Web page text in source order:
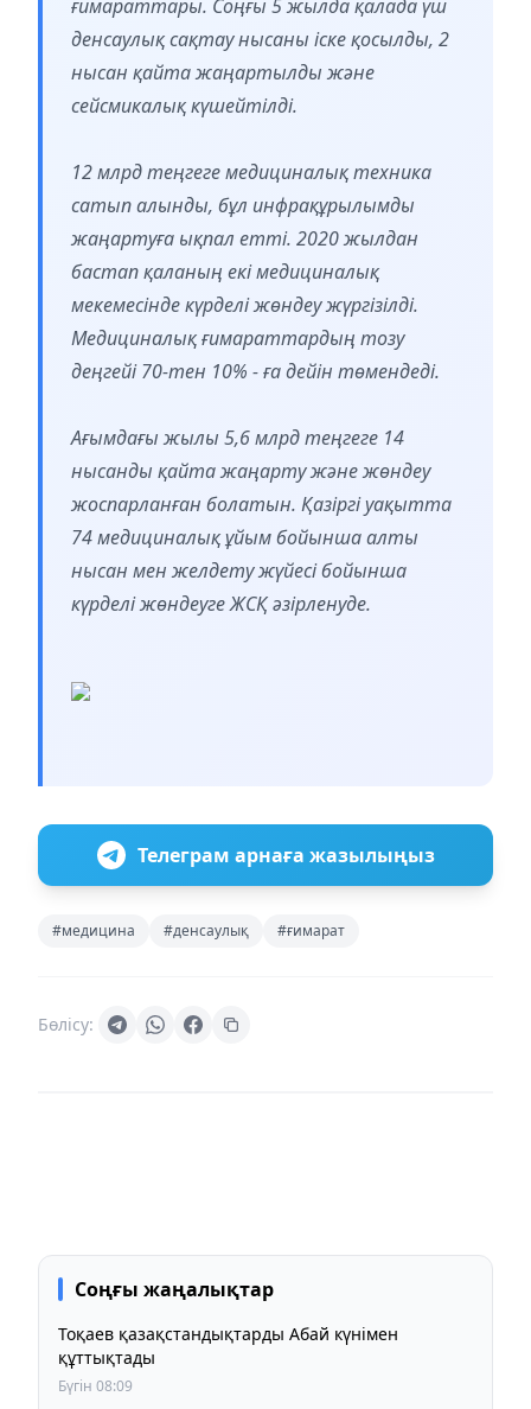
ғимараттары. Соңғы 5 жылда қалада үш
денсаулық сақтау нысаны іске қосылды, 2
нысан қайта жаңартылды және
сейсмикалық күшейтілді.
12 млрд теңгеге медициналық техника
сатып алынды, бұл инфрақұрылымды
жаңартуға ықпал етті. 2020 жылдан
бастап қаланың екі медициналық
мекемесінде күрделі жөндеу жүргізілді.
Медициналық ғимараттардың тозу
деңгейі 70-тен 10% - ға дейін төмендеді.
Ағымдағы жылы 5,6 млрд теңгеге 14
нысанды қайта жаңарту және жөндеу
жоспарланған болатын. Қазіргі уақытта
74 медициналық ұйым бойынша алты
нысан мен желдету жүйесі бойынша
күрделі жөндеуге ЖСҚ әзірленуде.
Телеграм арнаға жазылыңыз
#медицина #денсаулық #ғимарат
Бөлісу:
Соңғы жаңалықтар
Тоқаев қазақстандықтарды Абай күнімен
құттықтады
Бүгін 08:09